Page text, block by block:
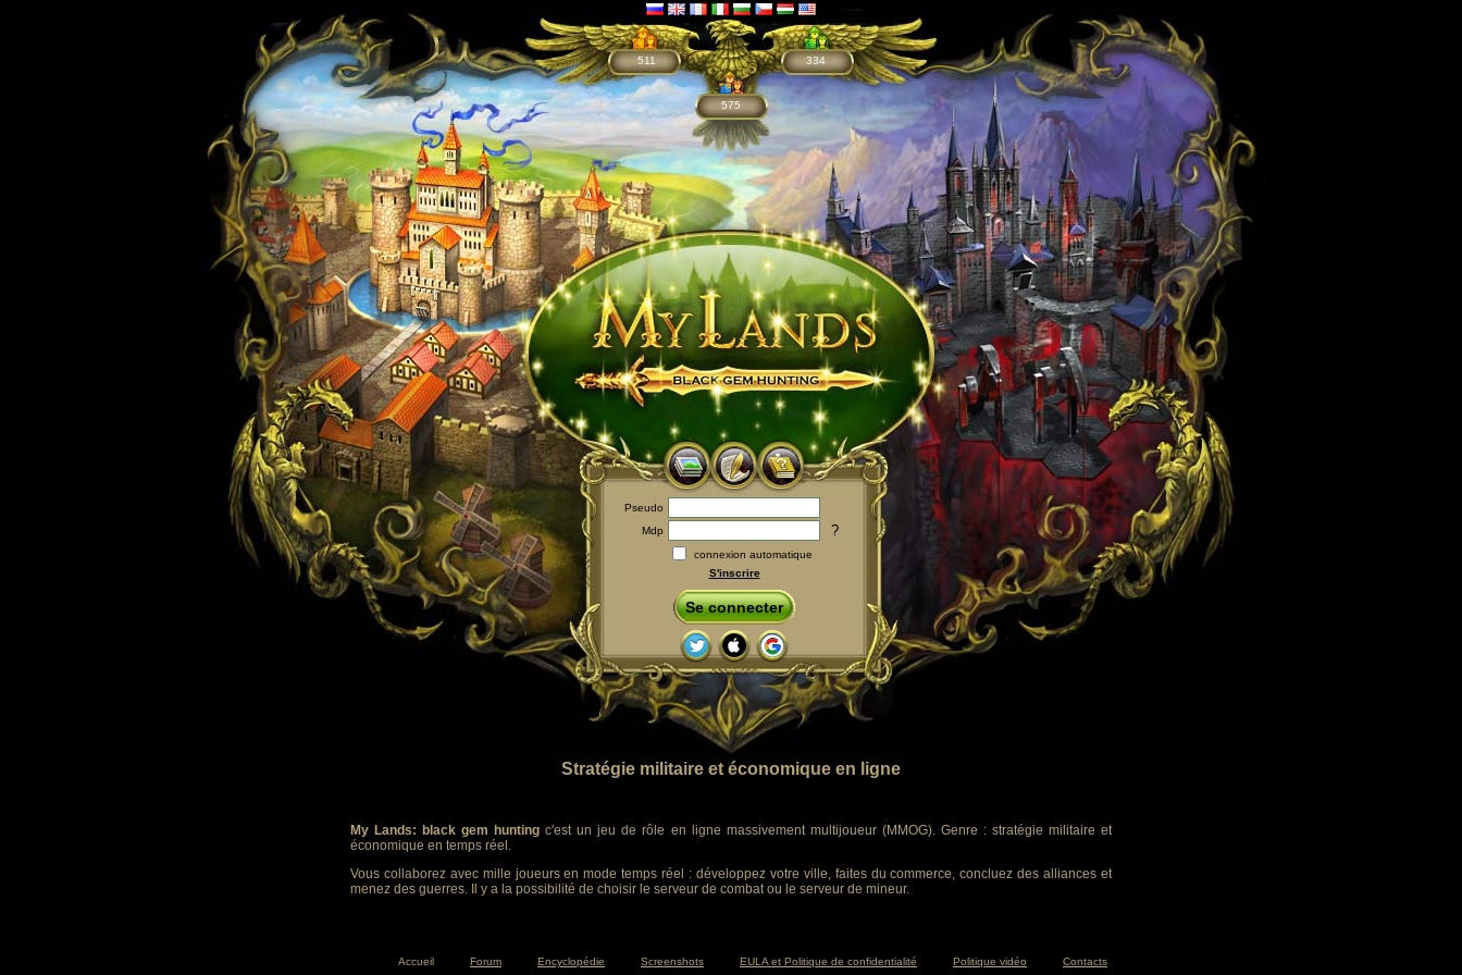
511
575
334
Pseudo
Mdp
?
connexion automatique
S'inscrire
Se connecter
Stratégie militaire et économique en ligne
My Lands: black gem hunting c'est un jeu de rôle en ligne massivement multijoueur (MMOG). Genre : stratégie militaire et
économique en temps réel.
Vous collaborez avec mille joueurs en mode temps réel : développez votre ville, faites du commerce, concluez des alliances et
menez des guerres. Il y a la possibilité de choisir le serveur de combat ou le serveur de mineur.
Accueil Forum Encyclopédie Screenshots EULA et Politique de confidentialité Politique vidéo Contacts